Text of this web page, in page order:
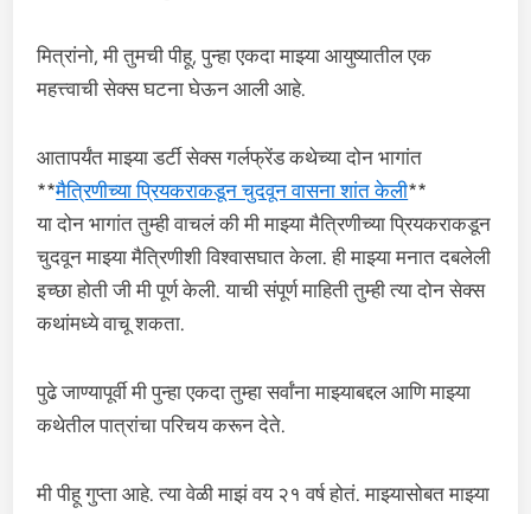
मित्रांनो, मी तुमची पीहू, पुन्हा एकदा माझ्या आयुष्यातील एक
महत्त्वाची सेक्स घटना घेऊन आली आहे.
आतापर्यंत माझ्या डर्टी सेक्स गर्लफ्रेंड कथेच्या दोन भागांत
**मैत्रिणीच्या प्रियकराकडून चुदवून वासना शांत केली**
या दोन भागांत तुम्ही वाचलं की मी माझ्या मैत्रिणीच्या प्रियकराकडून
चुदवून माझ्या मैत्रिणीशी विश्वासघात केला. ही माझ्या मनात दबलेली
इच्छा होती जी मी पूर्ण केली. याची संपूर्ण माहिती तुम्ही त्या दोन सेक्स
कथांमध्ये वाचू शकता.
पुढे जाण्यापूर्वी मी पुन्हा एकदा तुम्हा सर्वांना माझ्याबद्दल आणि माझ्या
कथेतील पात्रांचा परिचय करून देते.
मी पीहू गुप्ता आहे. त्या वेळी माझं वय २१ वर्ष होतं. माझ्यासोबत माझ्या